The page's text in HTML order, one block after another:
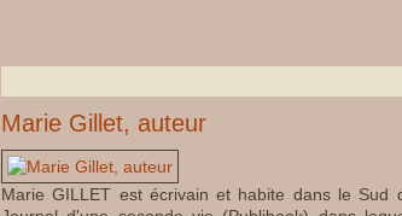
Marie Gillet, auteur
Marie GILLET est écrivain et habite dans le Sud